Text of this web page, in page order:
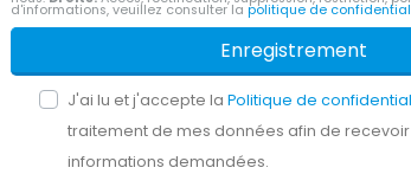
d'informations, veuillez consulter lapolitique de
Enregistrement
J'ai lu et j'accepte laPolitique de
traitement de mes données afin de
informations demandées.